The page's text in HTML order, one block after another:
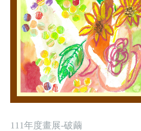
裡
111年度畫展-破繭